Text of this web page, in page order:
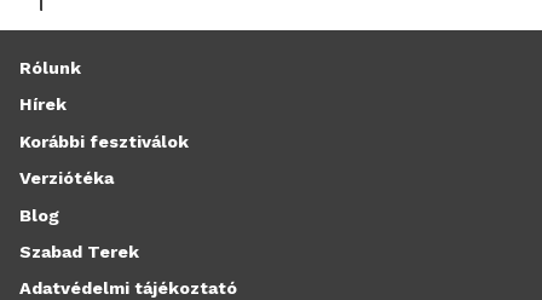
Rólunk
Hírek
Korábbi fesztiválok
Verziótéka
Blog
Szabad Terek
Adatvédelmi tájékoztató